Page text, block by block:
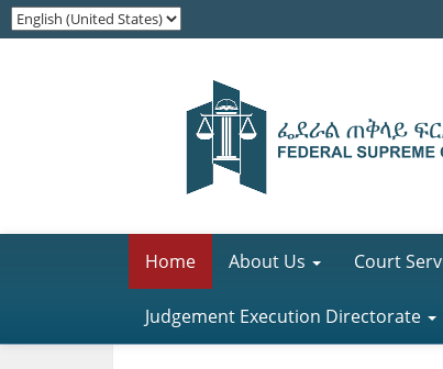
Home About Us Court
Judgement Execution Directorate